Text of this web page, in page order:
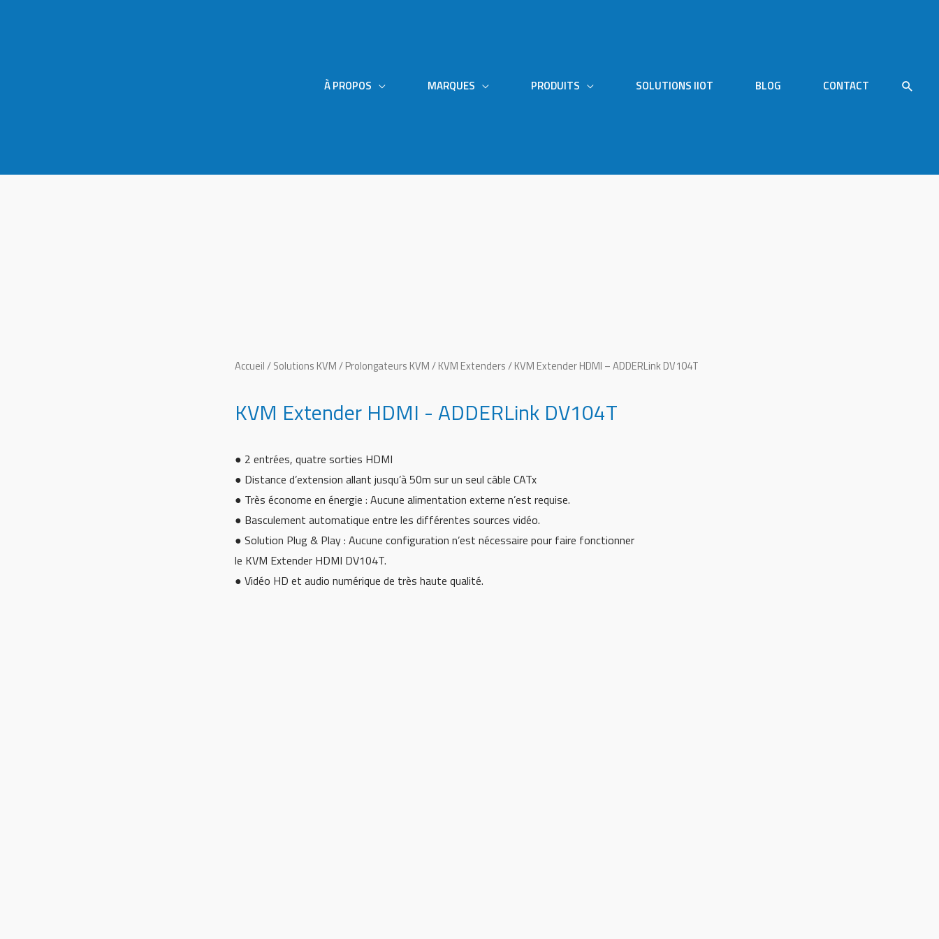
À PROPOS MARQUES PRODUITS SOLUTIONS IIOT BLOG CONTACT
Accueil/Solutions KVM/Prolongateurs KVM / KVM Extenders/ KVM Extender HDMI – ADDERLink DV104T
KVM Extender HDMI - ADDERLink DV104T
● 2 entrées, quatre sorties HDMI
● Distance d’extension allant jusqu’à 50m sur un seul câble CATx
● Très économe en énergie : Aucune alimentation externe n’est requise.
● Basculement automatique entre les différentes sources vidéo.
● Solution Plug & Play : Aucune configuration n’est nécessaire pour faire fonctionner
le KVM Extender HDMI DV104T.
● Vidéo HD et audio numérique de très haute qualité.